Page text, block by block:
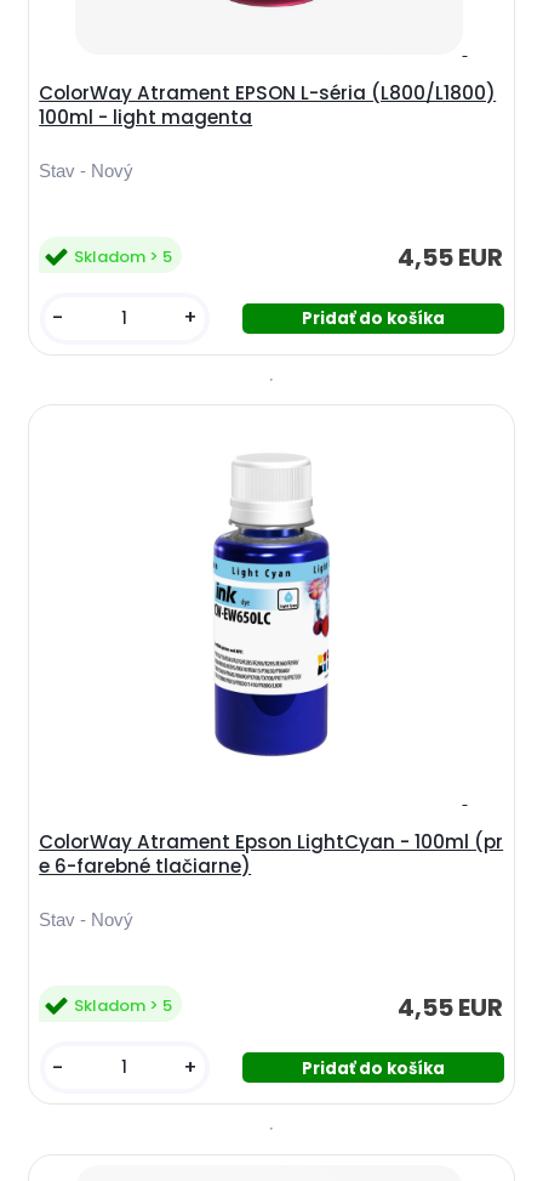
ColorWay Atrament EPSON L-séria (L800/L1800)
100ml - light magenta
Stav - Nový
4,55 EUR
Skladom > 5
- +
ColorWay Atrament Epson LightCyan - 100ml (pr
e 6-farebné tlačiarne)
Stav - Nový
4,55 EUR
Skladom > 5
- +